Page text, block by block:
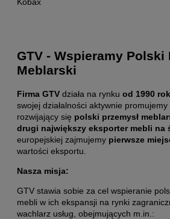
GTV - Wspieramy Polski
Meblarski
Firma GTV działa na rynku od 1990
swojej działalności aktywnie
rozwijający się polski przemysł
drugi największy eksporter mebli na
europejskiej zajmujemy pierwsze
wartości eksportu.
Nasza misja:
GTV stawia sobie za cel wspieranie
mebli w ich ekspansji na rynki
wachlarz usług, obejmujących m.in.: